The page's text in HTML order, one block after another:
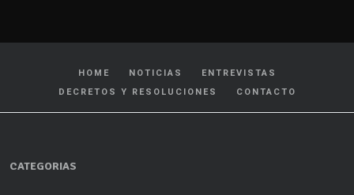
HOME NOTICIAS
ENTREVISTAS
DECRETOS Y RESOLUCIONES
CONTACTO
CATEGORIAS